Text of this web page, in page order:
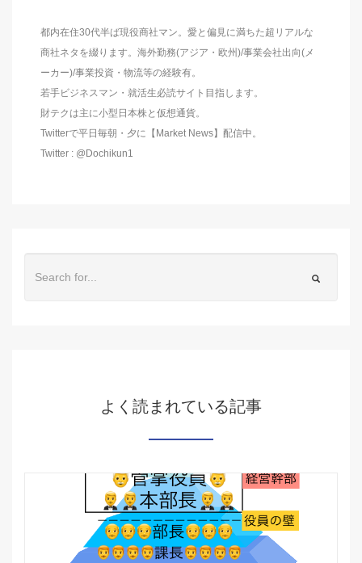
都内在住30代半ば現役商社マン。愛と偏見に満ちた超リアルな
商社ネタを綴ります。海外勤務(アジア・欧州)/事業会社出向(メ
ーカー)/事業投資・物流等の経験有。
若手ビジネスマン・就活生必読サイト目指します。
財テクは主に小型日本株と仮想通貨。
Twitterで平日毎朝・夕に【Market News】配信中。
Twitter : @Dochikun1
よく読まれている記事